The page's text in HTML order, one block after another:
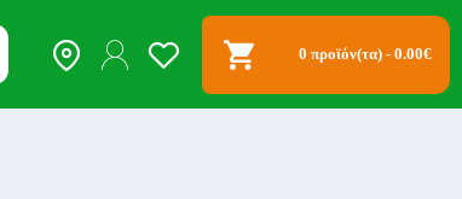
0 προϊόν(τα) - 0.00€